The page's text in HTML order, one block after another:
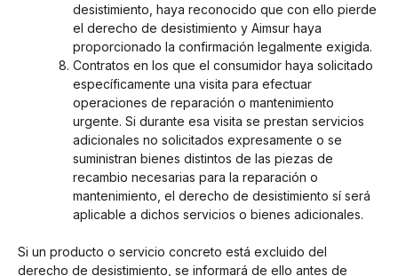
desistimiento, haya reconocido que con ello pierde
el derecho de desistimiento y Aimsur haya
proporcionado la confirmación legalmente exigida.
Contratos en los que el consumidor haya solicitado
específicamente una visita para efectuar
operaciones de reparación o mantenimiento
urgente. Si durante esa visita se prestan servicios
adicionales no solicitados expresamente o se
suministran bienes distintos de las piezas de
recambio necesarias para la reparación o
mantenimiento, el derecho de desistimiento sí será
aplicable a dichos servicios o bienes adicionales.
Si un producto o servicio concreto está excluido del
derecho de desistimiento, se informará de ello antes de